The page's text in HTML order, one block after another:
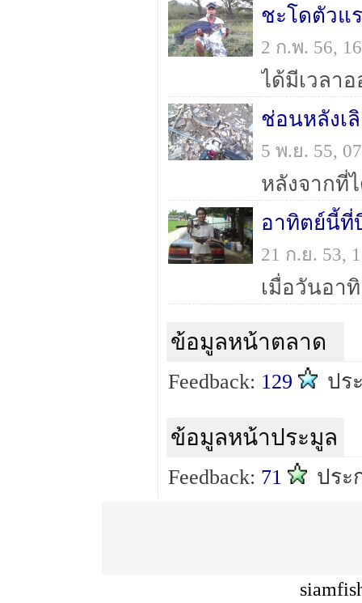
2 ก.พ. 56,
ช่อนหลังเ
5 พ.ย. 55,
อาทิตย์นี้ที่
21 ก.ย. 53,
ข้อมูลหน้าตลาด
Feedback: 129 ปร
ข้อมูลหน้าประมูล
Feedback: 71 ประ